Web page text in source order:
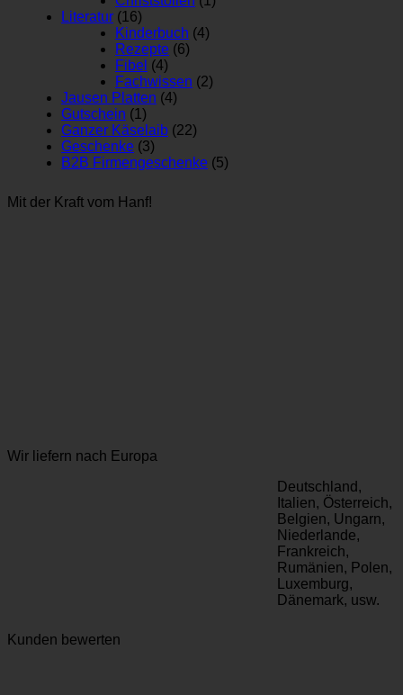
Literatur (16)
Kinderbuch (4)
Rezepte (6)
Fibel (4)
Fachwissen (2)
Jausen Platten (4)
Gutschein (1)
Ganzer Käselaib (22)
Geschenke (3)
B2B Firmengeschenke (5)
Mit der Kraft vom Hanf!
Wir liefern nach Europa
Deutschland,
Italien, Österreich,
Belgien, Ungarn,
Niederlande,
Frankreich,
Rumänien, Polen,
Luxemburg,
Dänemark, usw.
Kunden bewerten